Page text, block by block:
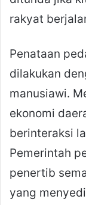
rakyat
Penataan
dilakukan
manusiawi.
ekonomi
berinteraksi
Pemerintah
penertib
yang